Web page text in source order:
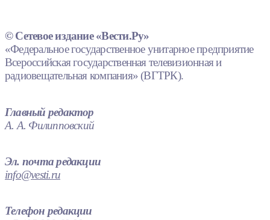
© Сетевое издание «Вести.Ру»
«Федеральное государственное унитарное предприятие
Всероссийская государственная телевизионная и
радиовещательная компания» (ВГТРК).
Главный редактор
А. А. Филипповский
Эл. почта редакции
info@vesti.ru
Телефон редакции